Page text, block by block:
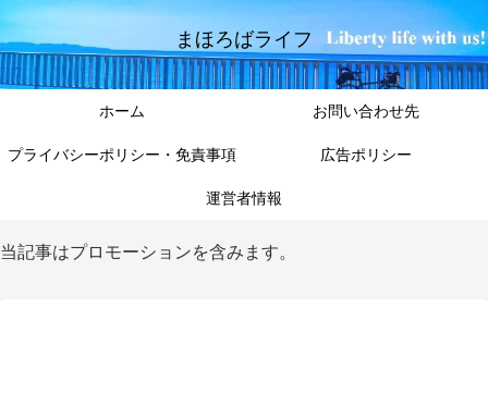
まほろばライフ
ホーム お問い合わせ先
プライバシーポリシー・免責事項 広告ポリシー
運営者情報
当記事はプロモーションを含みます。